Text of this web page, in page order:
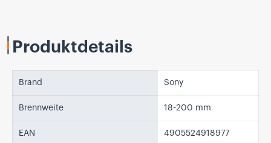
Produktdetails
Brand Sony
Brennweite 18-200 mm
EAN 4905524918977